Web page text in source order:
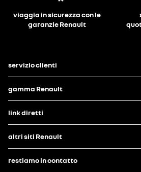
viaggia in sicurezza con le
garanzie Renault
servizio clienti
gamma Renault
link diretti
altri siti Renault
restiamo in contatto